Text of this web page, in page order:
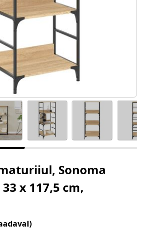
Sonoma
x 117,5 cm,